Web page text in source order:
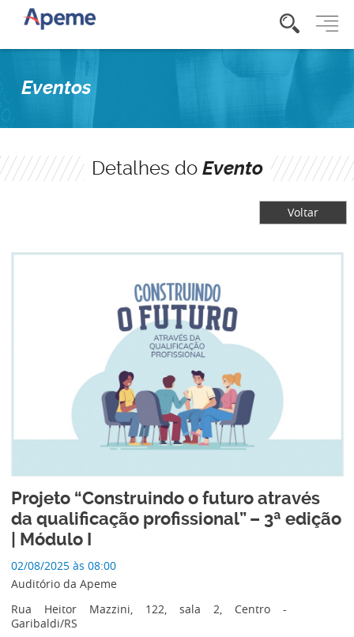
Eventos
Detalhes do Evento
Voltar
Projeto “Construindo o futuro através
da qualificação profissional” – 3ª edição
| Módulo I
02/08/2025 às 08:00
Auditório da Apeme
Rua Heitor Mazzini, 122, sala 2, Centro -
Garibaldi/RS